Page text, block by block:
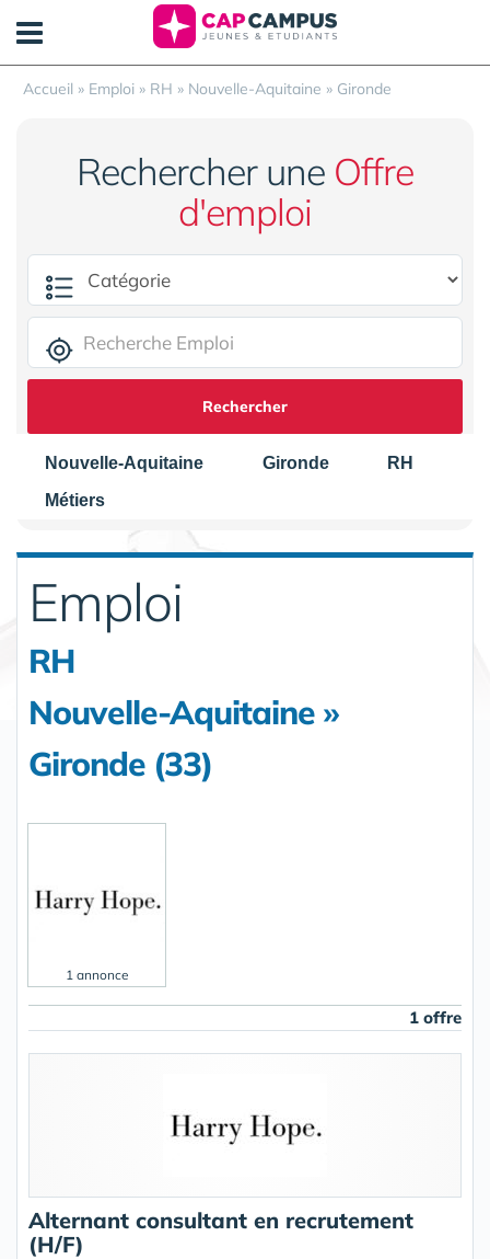
Accueil » Emploi » RH » Nouvelle-Aquitaine » Gironde
Rechercher une Offre
d'emploi
Rechercher
Nouvelle-Aquitaine Gironde
RH
Métiers
Emploi
RH
Nouvelle-Aquitaine »
Gironde (33)
1 annonce
1 offre
Alternant consultant en recrutement
(H/F)
Panneau de gestion des cookies